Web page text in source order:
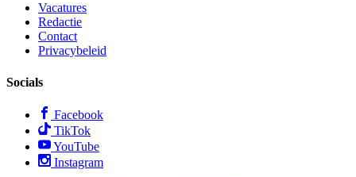
Vacatures
Redactie
Contact
Privacybeleid
Socials
Facebook
TikTok
YouTube
Instagram